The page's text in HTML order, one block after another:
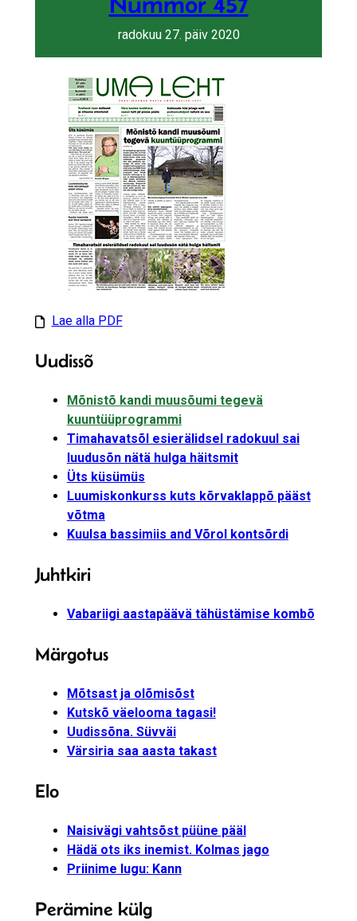
radokuu 27. päiv 2020
Lae alla PDF
Uudissõ
Mõnistõ kandi muusõumi tegevä
kuuntüüprogrammi
Timahavatsõl esierälidsel radokuul sai
luudusõn nätä hulga häitsmit
Üts küsümüs
Luumiskonkurss kuts kõrvaklappõ pääst
võtma
Kuulsa bassimiis and Võrol kontsõrdi
Juhtkiri
Vabariigi aastapäävä tähüstämise kombõ
Märgotus
Mõtsast ja olõmisõst
Kutskõ väelooma tagasi!
Uudissõna. Süvväi
Värsiria saa aasta takast
Elo
Naisivägi vahtsõst püüne pääl
Hädä ots iks inemist. Kolmas jago
Priinime lugu: Kann
Perämine külg